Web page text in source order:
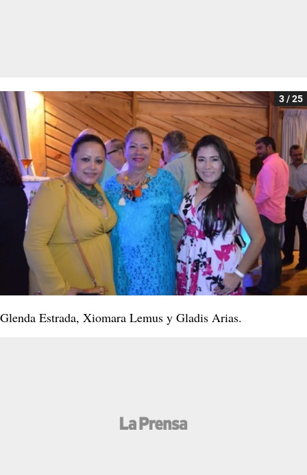
3 / 25
Glenda Estrada, Xiomara Lemus y Gladis Arias.